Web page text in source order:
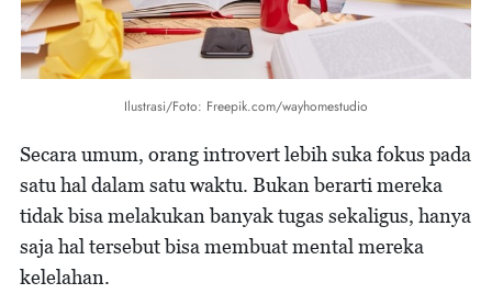
Ilustrasi/Foto: Freepik.com/wayhomestudio
Secara umum, orang introvert lebih suka fokus pada
satu hal dalam satu waktu. Bukan berarti mereka
tidak bisa melakukan banyak tugas sekaligus, hanya
saja hal tersebut bisa membuat mental mereka
kelelahan.